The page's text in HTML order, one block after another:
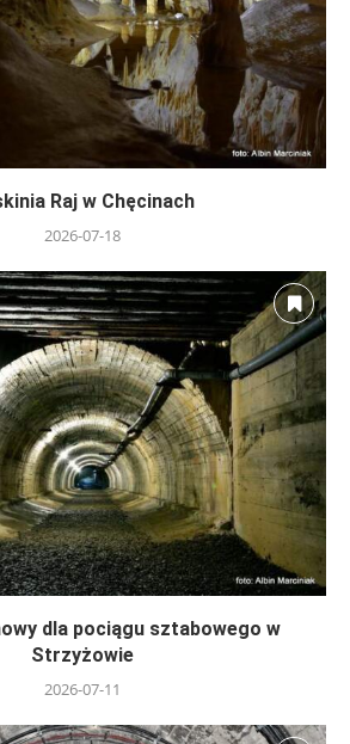
Raj w Chęcinach
2026-07-18
dla pociągu sztabowego w
Strzyżowie
2026-07-11